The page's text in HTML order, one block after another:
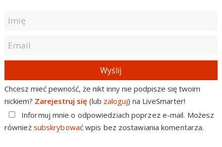
Wyślij
Chcesz mieć pewność, że nikt inny nie podpisze się twoim
nickiem? Zarejestruj się (lub zaloguj) na LiveSmarter!
Informuj mnie o odpowiedziach poprzez e-mail. Możesz
również subskrybowaćwpis bez zostawiania komentarza.